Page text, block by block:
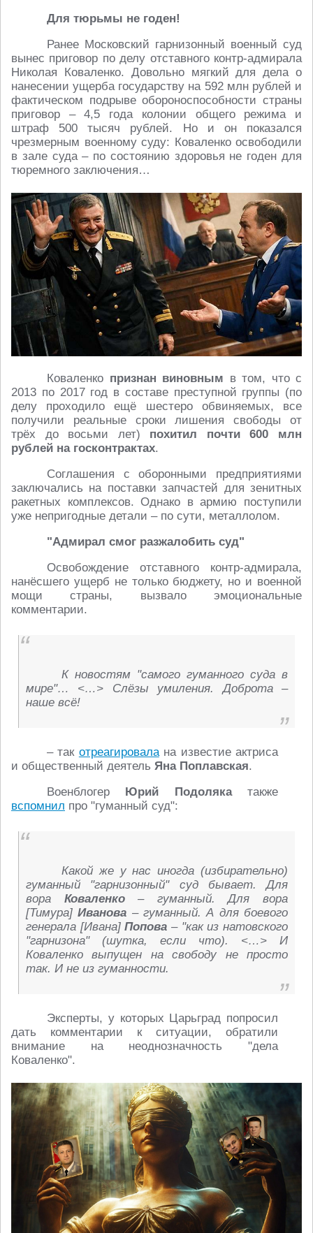
Для тюрьмы не годен!
Ранее Московский гарнизонный военный суд
вынес приговор по делу отставного контр-адмирала
Николая Коваленко. Довольно мягкий для дела о
нанесении ущерба государству на 592 млн рублей и
фактическом подрыве обороноспособности страны
приговор – 4,5 года колонии общего режима и
штраф 500 тысяч рублей. Но и он показался
чрезмерным военному суду: Коваленко освободили
в зале суда – по состоянию здоровья не годен для
тюремного заключения…
Коваленко признан виновным в том, что с
2013 по 2017 год в составе преступной группы (по
делу проходило ещё шестеро обвиняемых, все
получили реальные сроки лишения свободы от
трёх до восьми лет) похитил почти 600 млн
рублей на госконтрактах.
Соглашения с оборонными предприятиями
заключались на поставки запчастей для зенитных
ракетных комплексов. Однако в армию поступили
уже непригодные детали – по сути, металлолом.
"Адмирал смог разжалобить суд"
Освобождение отставного контр-адмирала,
нанёсшего ущерб не только бюджету, но и военной
мощи страны, вызвало эмоциональные
комментарии.
К новостям "самого гуманного суда в
мире"… <…> Слёзы умиления. Доброта –
наше всё!
– так отреагировалана известие актриса
и общественный деятель Яна Поплавская.
Военблогер Юрий Подолякатакже
вспомнил про "гуманный суд":
Какой же у нас иногда (избирательно)
гуманный "гарнизонный" суд бывает. Для
вора Коваленко– гуманный. Для вора
[Тимура]Иванова – гуманный. А для боевого
генерала [Ивана]Попова– "как из натовского
"гарнизона" (шутка, если что). <…> И
Коваленко выпущен на свободу не просто
так. И не из гуманности.
Эксперты, у которых Царьград попросил
дать комментарии к ситуации, обратили
внимание на неоднозначность "дела
Коваленко".